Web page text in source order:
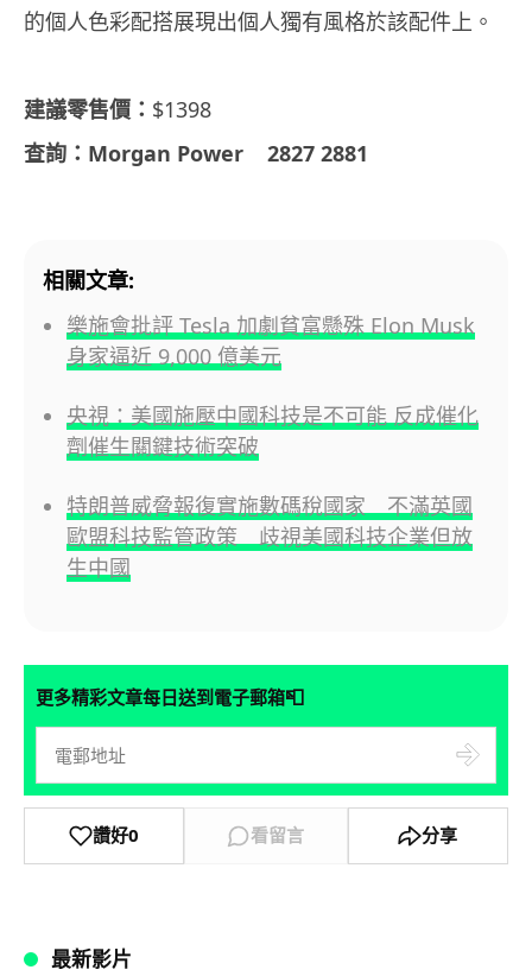
的個人色彩配搭展現出個人獨有風格於該配件上。
建議零售價： $1398
查詢： Morgan Power 2827 2881
相關文章:
樂施會批評 Tesla 加劇貧富懸殊 Elon Musk
身家逼近 9,000 億美元
央視：美國施壓中國科技是不可能 反成催化
劑催生關鍵技術突破
特朗普威脅報復實施數碼稅國家 不滿英國
歐盟科技監管政策 歧視美國科技企業但放
生中國
更多精彩文章每日送到電子郵箱📮
讚好0 看留言 分享
最新影片